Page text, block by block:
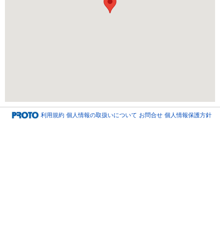
利用規約 個人情報の取扱いについて お問合せ 個人情報保護方針